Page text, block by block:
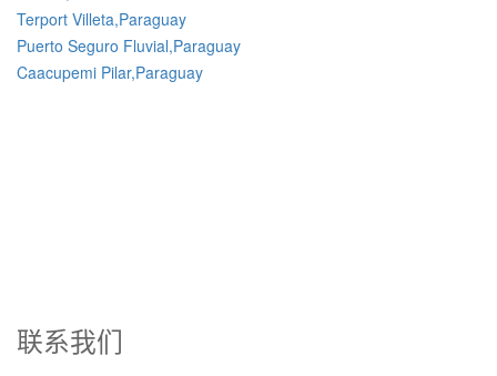
Terport Villeta,Paraguay
Puerto Seguro Fluvial,Paraguay
Caacupemi Pilar,Paraguay
联系我们